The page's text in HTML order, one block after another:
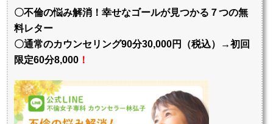
〇不倫の悩み解消！幸せなゴールが見つかる７つの無
料レター
〇通常のカウンセリング90分30,000円（税込）→初回
限定60分8,000 ！